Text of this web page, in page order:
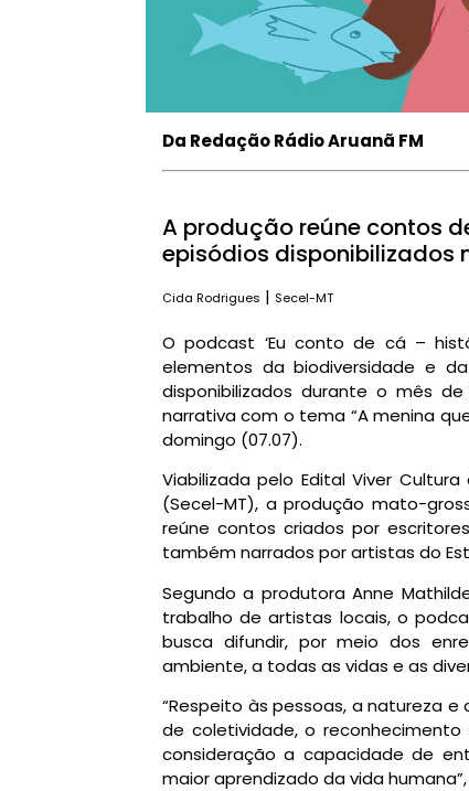
Da Redação Rádio Aruanã FM
A produção reúne contos
episódios
Cida Rodrigues | Secel-MT
O podcast ‘Eu conto de cá –
elementos da biodiversidade e
disponibilizados durante o mês
narrativa com o tema “A menina
domingo (07.07).
Viabilizada pelo Edital Viver
(Secel-MT), a produção mato-
reúne contos criados por
também narrados por artistas do
Segundo a produtora Anne
trabalho de artistas locais, o
busca difundir, por meio dos
ambiente, a todas as vidas e as
“Respeito às pessoas, a natureza
de coletividade, o
consideração a capacidade de
maior aprendizado da vida